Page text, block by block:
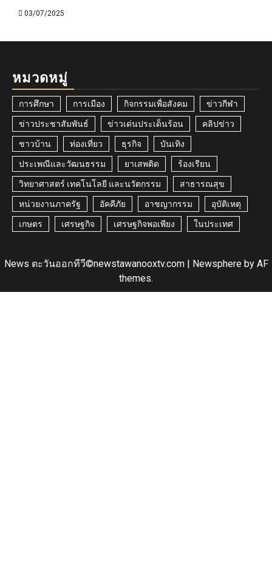
03/07/2025
หมวดหมู่
การศึกษา การเมือง กิจกรรมเพื่อสังคม ข่าวกีฬา
ข่าวประชาสัมพันธ์ ข่าวเด่นประเด็นร้อน คลิปข่าว
ชาวบ้าน ท่องเที่ยว ธุรกิจ บันเทิง
ประเพณีและวัฒนธรรม ยาเสพติด ร้องเรียน
วิทยาศาสตร์ เทคโนโลยี และนวัตกรรม สาธารณสุข
หน่วยงานภาครัฐ อัคคีภัย อาชญากรรม อุบัติเหตุ
เกษตร เศรษฐกิจ เศรษฐกิจพอเพียง ในประเทศ
News ตะวันออกทีวี©newstawanooxtv.com | Newsphereby AF
themes.